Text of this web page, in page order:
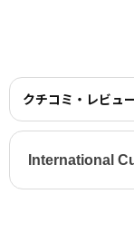
クチコミ・レビュ
International